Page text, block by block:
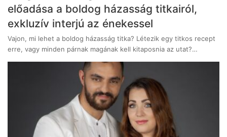
előadása a boldog házasság titkairól,
exkluzív interjú az énekessel
Vajon, mi lehet a boldog házasság titka? Létezik egy titkos recept
erre, vagy minden párnak magának kell kitaposnia az utat?…